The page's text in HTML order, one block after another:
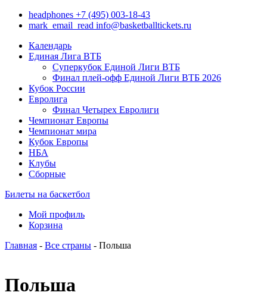
headphones +7 (495) 003-18-43
mark_email_read info@basketballtickets.ru
Календарь
Единая Лига ВТБ
Суперкубок Единой Лиги ВТБ
Финал плей-офф Единой Лиги ВТБ 2026
Кубок России
Евролига
Финал Четырех Евролиги
Чемпионат Европы
Чемпионат мира
Кубок Европы
НБА
Клубы
Сборные
Билеты на баскетбол
Мой профиль
Корзина
Главная - Все страны - Польша
Польша